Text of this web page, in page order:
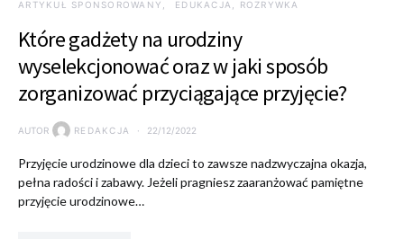
ARTYKUŁ SPONSOROWANY EDUKACJA, ROZRYWKA
Które gadżety na urodziny
wyselekcjonować oraz w jaki sposób
zorganizować przyciągające przyjęcie?
AUTOR REDAKCJA 22/12/2022
Przyjęcie urodzinowe dla dzieci to zawsze nadzwyczajna okazja,
pełna radości i zabawy. Jeżeli pragniesz zaaranżować pamiętne
przyjęcie urodzinowe…